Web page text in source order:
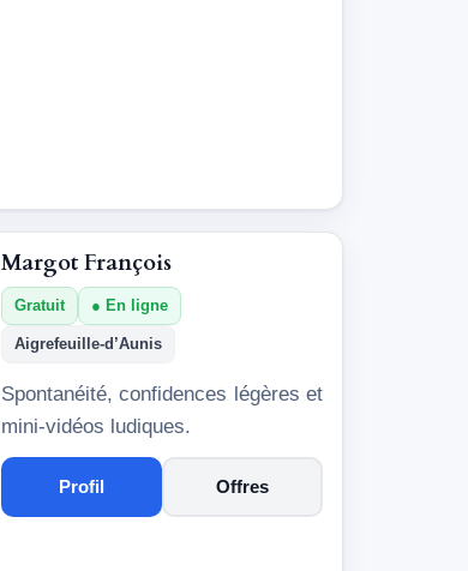
Margot François
Gratuit En ligne
Aigrefeuille-d’Aunis
Spontanéité, confidences légères et
mini-vidéos ludiques.
Profil Offres